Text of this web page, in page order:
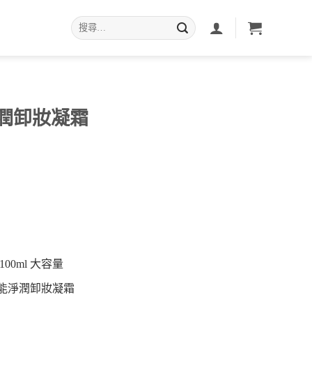
搜
尋
卸妝凝霜
大容量
淨潤卸妝凝霜